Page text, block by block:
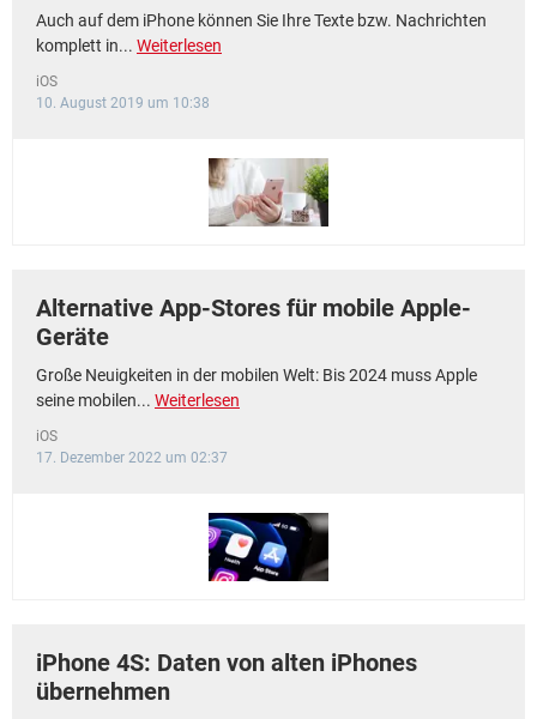
Auch auf dem iPhone können Sie Ihre Texte bzw. Nachrichten
komplett in... Weiterlesen
iOS
10. August 2019 um 10:38
Alternative App-Stores für mobile Apple-
Geräte
Große Neuigkeiten in der mobilen Welt: Bis 2024 muss Apple
seine mobilen... Weiterlesen
iOS
17. Dezember 2022 um 02:37
iPhone 4S: Daten von alten iPhones
übernehmen